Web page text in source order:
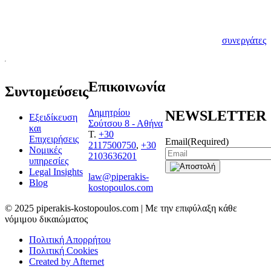
συνεργάτες
Συντομεύσεις
Εξειδίκευση
και
Επιχειρήσεις
Νομικές
υπηρεσίες
Legal Insights
Blog
Επικοινωνία
Δημητρίου
Σούτσου 8 - Αθήνα
T. +30
2117500750, +30
2103636201
law@piperakis-
kostopoulos.com
NEWSLETTER
Email(Required)
© 2025 piperakis-kostopoulos.com | Με την επιφύλαξη κάθε
νόμιμου δικαιώματος
Πολιτική Απορρήτου
Πολιτική Cookies
Created by Afternet